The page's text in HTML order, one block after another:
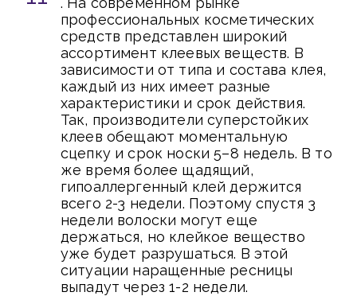
профессиональных косметических
средств представлен широкий
ассортимент клеевых веществ. В
зависимости от типа и состава клея,
каждый из них имеет разные
характеристики и срок действия.
Так, производители суперстойких
клеев обещают моментальную
сцепку и срок носки 5–8 недель. В то
же время более щадящий,
гипоаллергенный клей держится
всего 2-3 недели. Поэтому спустя 3
недели волоски могут еще
держаться, но клейкое вещество
уже будет разрушаться. В этой
ситуации наращенные ресницы
выпадут через 1-2 недели.